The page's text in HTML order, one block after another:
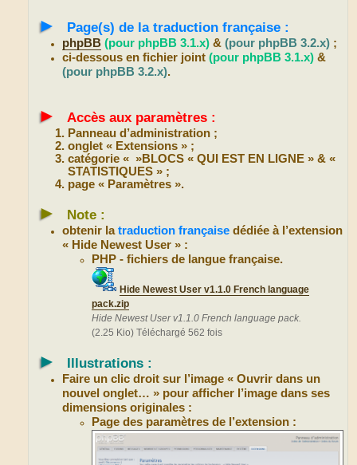
► Page(s) de la traduction française :
phpBB (pour phpBB 3.1.x) &(pour phpBB 3.2.x) ;
ci-dessous en fichier joint(pour phpBB 3.1.x) &
(pour phpBB 3.2.x).
► Accès aux paramètres :
Panneau d’administration ;
onglet « Extensions » ;
catégorie « »BLOCS « QUI EST EN LIGNE » & «
STATISTIQUES » ;
page « Paramètres ».
► Note :
obtenir latraduction française dédiée à l’extension
« Hide Newest User » :
PHP - fichiers de langue française.
Hide Newest User v1.1.0 French language
pack.zip
Hide Newest User v1.1.0 French language pack.
(2.25 Kio) Téléchargé 562 fois
► Illustrations :
Faire un clic droit sur l’image « Ouvrir dans un
nouvel onglet… » pour afficher l’image dans ses
dimensions originales :
Page des paramètres de l’extension :